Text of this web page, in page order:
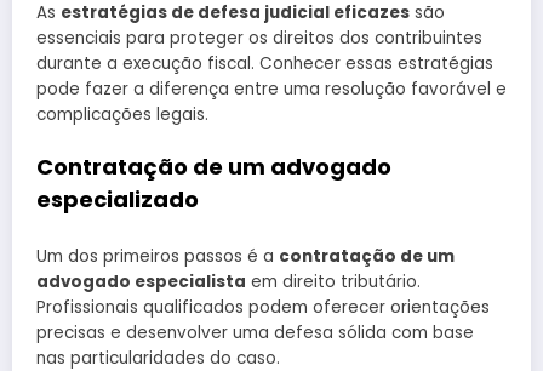
As estratégias de defesa judicial eficazes são
essenciais para proteger os direitos dos contribuintes
durante a execução fiscal. Conhecer essas estratégias
pode fazer a diferença entre uma resolução favorável e
complicações legais.
Contratação de um advogado
especializado
Um dos primeiros passos é a contratação de um
advogado especialista em direito tributário.
Profissionais qualificados podem oferecer orientações
precisas e desenvolver uma defesa sólida com base
nas particularidades do caso.